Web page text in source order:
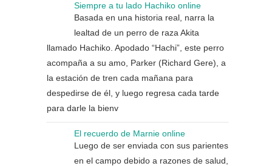
Siempre a tu lado Hachiko online
Basada en una historia real, narra la
lealtad de un perro de raza Akita
llamado Hachiko. Apodado “Hachi”, este perro
acompaña a su amo, Parker (Richard Gere), a
la estación de tren cada mañana para
despedirse de él, y luego regresa cada tarde
para darle la bienv
El recuerdo de Marnie online
Luego de ser enviada con sus parientes
en el campo debido a razones de salud,